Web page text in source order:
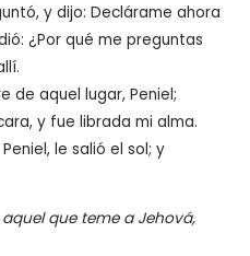
y dijo: Declárame ahora
¿Por qué me preguntas
de aquel lugar, Peniel;
y fue librada mi alma.
le salió el sol; y
que teme a Jehová,